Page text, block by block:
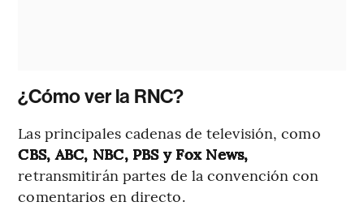
¿Cómo ver la RNC?
Las principales cadenas de televisión, como
CBS, ABC, NBC, PBS y Fox News,
retransmitirán partes de la convención con
comentarios en directo.